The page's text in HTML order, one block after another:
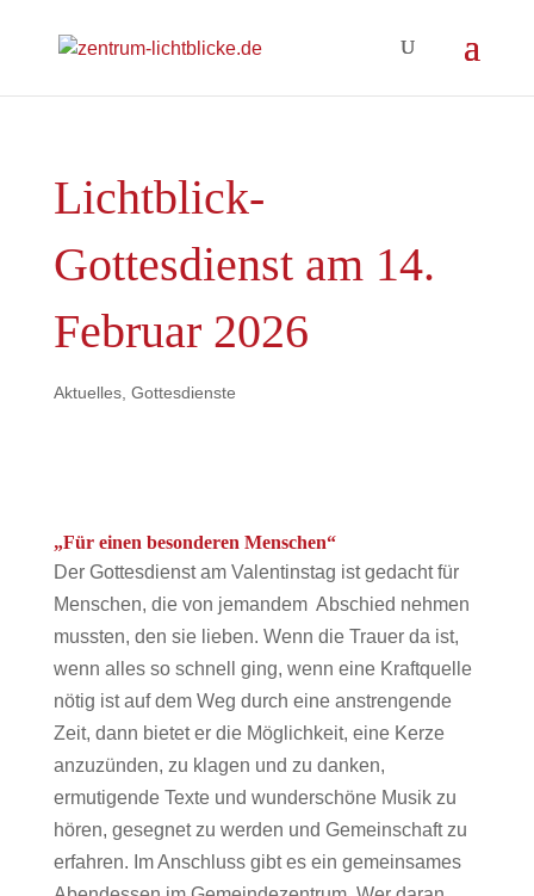
Lichtblick-
Gottesdienst am 14.
Februar 2026
Aktuelles, Gottesdienste
„Für einen besonderen Menschen“
Der Gottesdienst am Valentinstag ist gedacht für
Menschen, die von jemandem Abschied nehmen
mussten, den sie lieben. Wenn die Trauer da ist,
wenn alles so schnell ging, wenn eine Kraftquelle
nötig ist auf dem Weg durch eine anstrengende
Zeit, dann bietet er die Möglichkeit, eine Kerze
anzuzünden, zu klagen und zu danken,
ermutigende Texte und wunderschöne Musik zu
hören, gesegnet zu werden und Gemeinschaft zu
erfahren. Im Anschluss gibt es ein gemeinsames